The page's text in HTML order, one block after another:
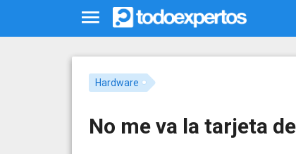
Hardware
No me va la tarjeta